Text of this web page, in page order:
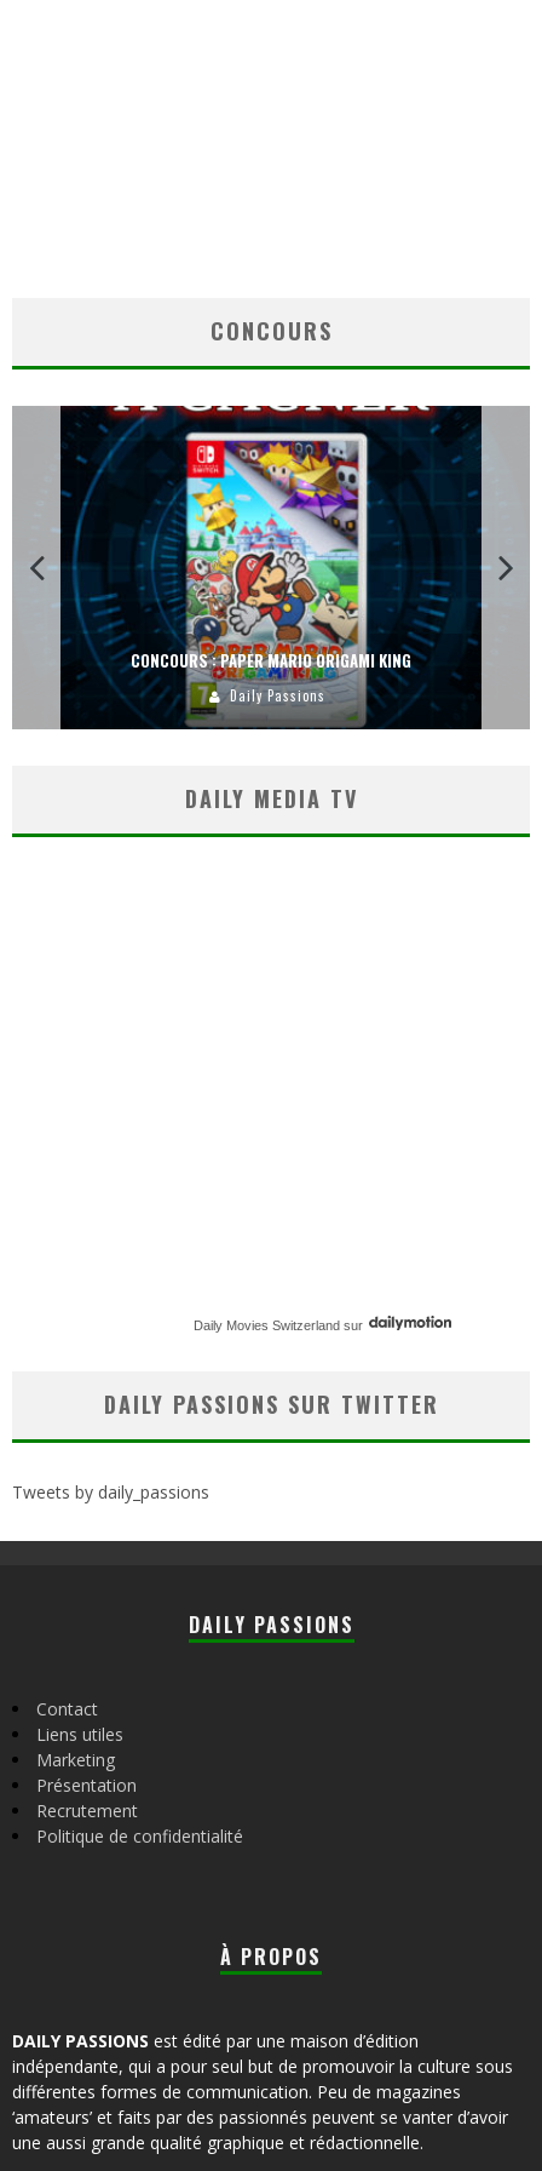
CONCOURS
CONCOURS : PAPER MARIO ORIGAMI KING
Daily Passions
DAILY MEDIA TV
Daily Movies Switzerland sur
DAILY PASSIONS SUR TWITTER
Tweets by daily_passions
DAILY PASSIONS
Contact
Liens utiles
Marketing
Présentation
Recrutement
Politique de confidentialité
À PROPOS
DAILY PASSIONS est édité par une maison d’édition
indépendante, qui a pour seul but de promouvoir la culture sous
différentes formes de communication. Peu de magazines
‘amateurs’ et faits par des passionnés peuvent se vanter d’avoir
une aussi grande qualité graphique et rédactionnelle.